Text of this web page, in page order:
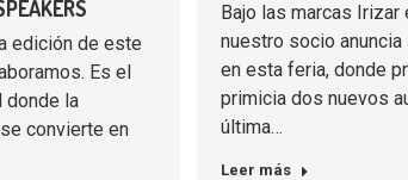
edición de este
Es el
donde la
convierte en
Bajo las marcas
nuestro socio
en esta feria, donde
primicia dos nuevos
última…
Leer más